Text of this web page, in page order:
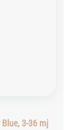
3-36 mj